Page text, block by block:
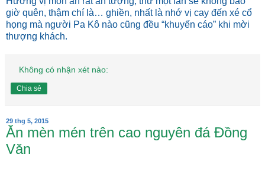
giờ quên, thậm chí là… ghiền, nhất là nhớ vị cay đến xé cổ
họng mà người Pa Kô nào cũng đều “khuyến cáo” khi mời
thượng khách.
Không có nhận xét nào:
Chia sẻ
29 thg 5, 2015
Ăn mèn mén trên cao nguyên đá Đồng
Văn